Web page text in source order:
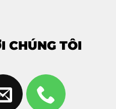
CHÚNG TÔI